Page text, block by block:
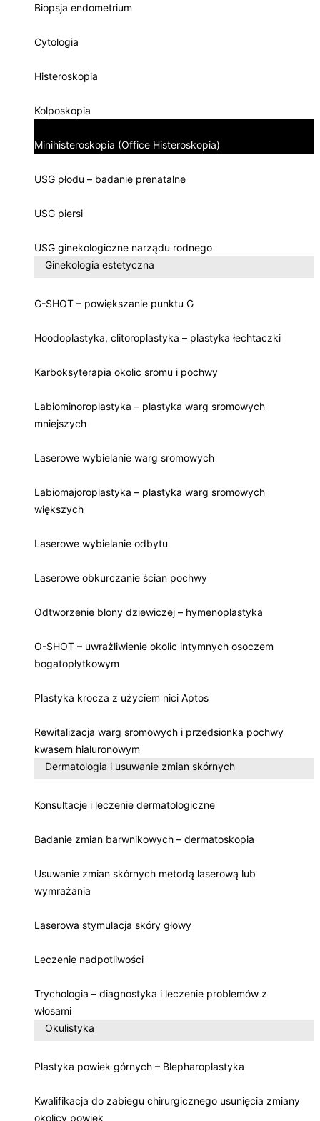
Biopsja endometrium
Cytologia
Histeroskopia
Kolposkopia
Minihisteroskopia (Office Histeroskopia)
USG płodu – badanie prenatalne
USG piersi
USG ginekologiczne narządu rodnego
Ginekologia estetyczna
G-SHOT – powiększanie punktu G
Hoodoplastyka, clitoroplastyka – plastyka łechtaczki
Karboksyterapia okolic sromu i pochwy
Labiominoroplastyka – plastyka warg sromowych
mniejszych
Laserowe wybielanie warg sromowych
Labiomajoroplastyka – plastyka warg sromowych
większych
Laserowe wybielanie odbytu
Laserowe obkurczanie ścian pochwy
Odtworzenie błony dziewiczej – hymenoplastyka
O-SHOT – uwrażliwienie okolic intymnych osoczem
bogatopłytkowym
Plastyka krocza z użyciem nici Aptos
Rewitalizacja warg sromowych i przedsionka pochwy
kwasem hialuronowym
Dermatologia i usuwanie zmian skórnych
Konsultacje i leczenie dermatologiczne
Badanie zmian barwnikowych – dermatoskopia
Usuwanie zmian skórnych metodą laserową lub
wymrażania
Laserowa stymulacja skóry głowy
Leczenie nadpotliwości
Trychologia – diagnostyka i leczenie problemów z
włosami
Okulistyka
Plastyka powiek górnych – Blepharoplastyka
Kwalifikacja do zabiegu chirurgicznego usunięcia zmiany
okolicy powiek